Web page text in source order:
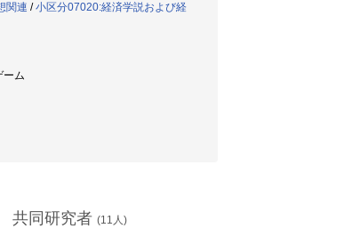
関連 /小区分07020:経済学説および経
ーム
共同研究者 (11 人)